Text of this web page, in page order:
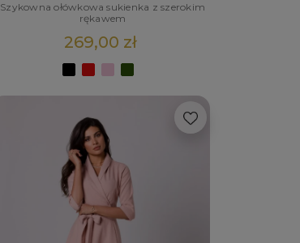
Szykowna ołówkowa sukienka z szerokim
rękawem
269,00 zł